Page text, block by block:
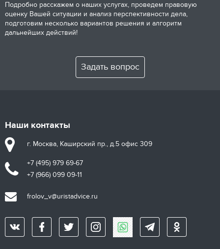
Подробно расскажем о наших услугах, проведем правовую
оценку Вашей ситуации и анализ перспективности дела,
подготовим несколько вариантов решения и алгоритм
дальнейших действий!
Задать вопрос
Наши контакты
г. Москва, Каширский пр., д.5 офис 309
+7 (495) 979 69-67
+7 (966) 099 09-11
frolov_v@uristadvice.ru